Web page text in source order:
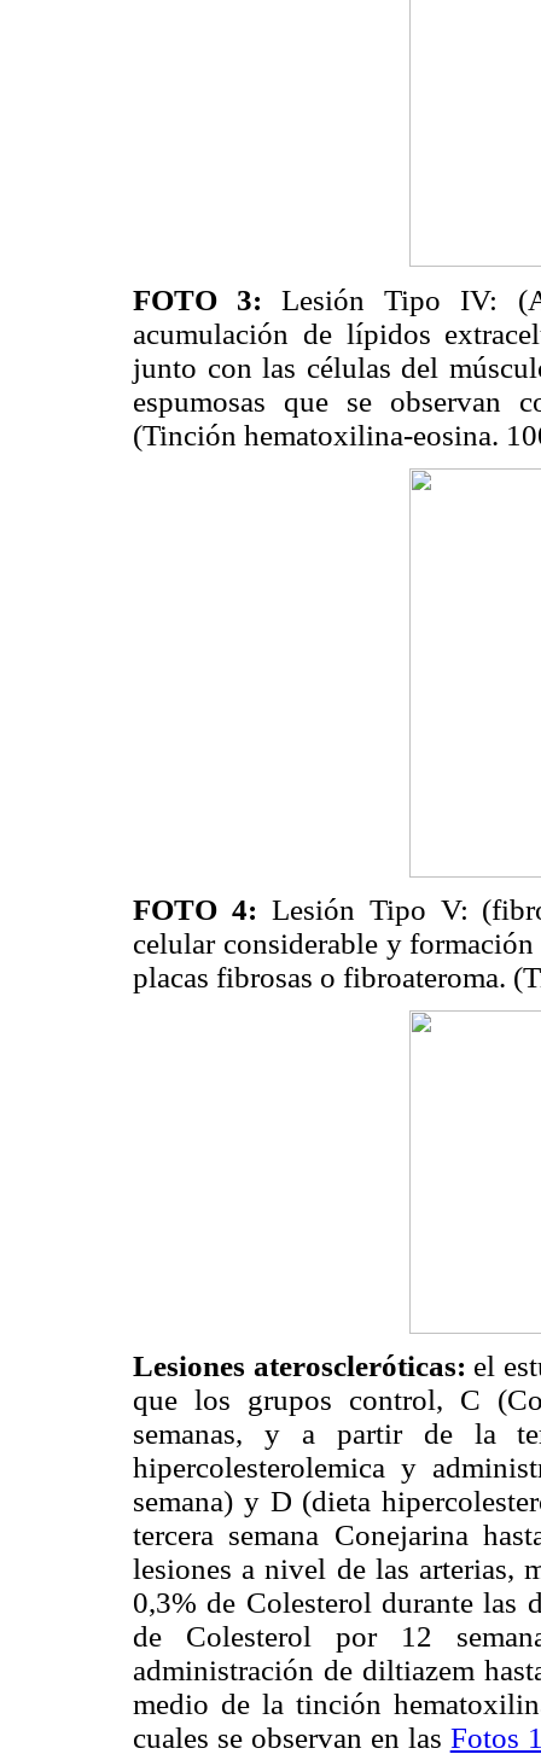
FOTO 3: Lesión Tipo IV:
acumulación de lípidos
junto con las células del
espumosas que se observan
(Tinción hematoxilina-eosina.
FOTO 4: Lesión Tipo V:
celular considerable y
placas fibrosas o fibroateroma.
Lesiones ateroscleróticas: el
que los grupos control, C
semanas, y a partir de la
hipercolesterolemica y
semana) y D (dieta
tercera semana Conejarina
lesiones a nivel de las arterias,
0,3% de Colesterol durante las
de Colesterol por 12
administración de diltiazem
medio de la tinción
cuales se observan en las Fotos